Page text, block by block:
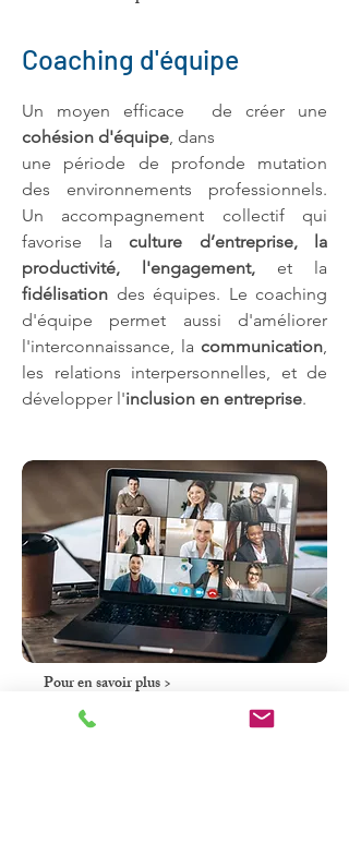
Coaching d'équipe
Un moyen efficace de créer une
cohésion d'équipe, dans
une période de profonde mutation
des environnements professionnels.
Un accompagnement collectif qui
favorise la culture d’entreprise, la
productivité, l'engagement, et la
fidélisation des équipes. Le coaching
d'équipe permet aussi d'améliorer
l'interconnaissance, la communication,
les relations interpersonnelles, et de
développer l'inclusion en entreprise.
Pour en savoir plus >